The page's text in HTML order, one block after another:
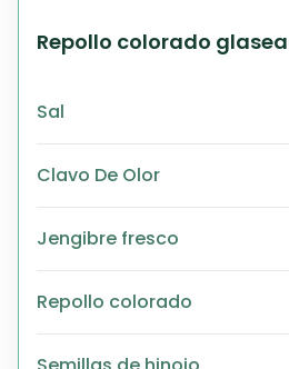
Repollo colorado
Sal
Clavo De Olor
Jengibre fresco
Repollo colorado